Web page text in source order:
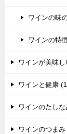
ワインの味
ワインの特
ワインが美味
ワインと健康
ワインのたし
ワインのつまみ